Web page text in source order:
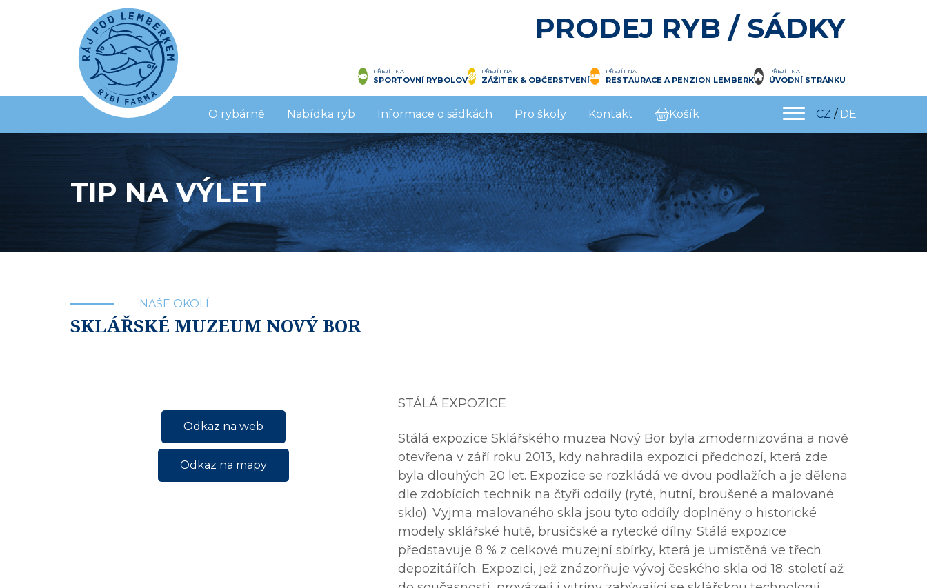
PRODEJ RYB / SÁDKY
PŘEJÍT NA
SPORTOVNÍ RYBOLOV
PŘEJÍT NA
ZÁŽITEK & OBČERSTVENÍ
PŘEJÍT NA
RESTAURACE A PENZION LEMBERK
PŘEJÍT NA
ÚVODNÍ STRÁNKU
O rybárně Nabídka ryb Informace o sádkách Pro školy Kontakt Košík CZ / DE
TIP NA VÝLET
NAŠE OKOLÍ
SKLÁŘSKÉ MUZEUM NOVÝ BOR
Odkaz na web
Odkaz na mapy
STÁLÁ EXPOZICE
Stálá expozice Sklářského muzea Nový Bor byla zmodernizována a nově
otevřena v září roku 2013, kdy nahradila expozici předchozí, která zde
byla dlouhých 20 let. Expozice se rozkládá ve dvou podlažích a je dělena
dle zdobících technik na čtyři oddíly (ryté, hutní, broušené a malované
sklo). Vyjma malovaného skla jsou tyto oddíly doplněny o historické
modely sklářské hutě, brusičské a rytecké dílny. Stálá expozice
představuje 8 % z celkové muzejní sbírky, která je umístěná ve třech
depozitářích. Expozici, jež znázorňuje vývoj českého skla od 18. století až